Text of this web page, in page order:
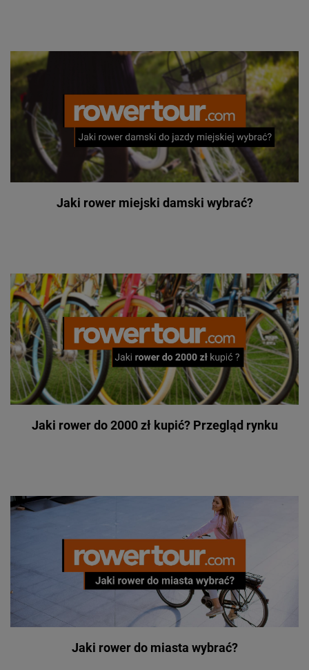
Jaki rower miejski damski wybrać?
Jaki rower do 2000 zł kupić? Przegląd rynku
Jaki rower do miasta wybrać?